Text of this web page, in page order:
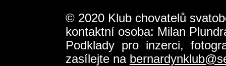
© 2020 Klub chovatelů
kontaktní osoba: Milan
Podklady pro inzerci,
zasílejte na